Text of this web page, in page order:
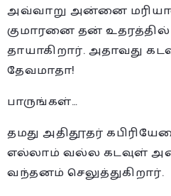
அவ்வாறு அன்னை
குமாரனை தன் உதரத்தில்
தாயாகிறார். அதாவது
தேவமாதா!
பாருங்கள்…
தமது அதிதூதர்
எல்லாம் வல்ல கடவுள்
வந்தனம் செலுத்துகிறார்.